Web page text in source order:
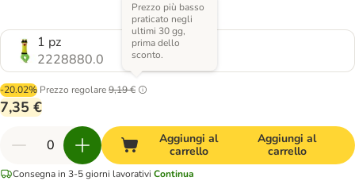
1 pz
2228880.0
-20.02% Prezzo regolare9,19 €
Prezzo più basso
praticato negli
ultimi 30 gg,
prima dello
sconto.
7,35 €
Aggiungi al
carrello
Aggiungi al
carrello
Consegna in 3-5 giorni lavorativi Continua